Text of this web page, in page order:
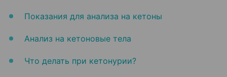
Показания для анализа на кетоны
Анализ на кетоновые тела
Что делать при кетонурии?